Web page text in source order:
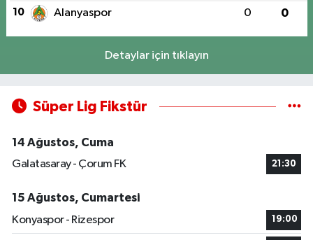
10 Alanyaspor 0 0
Detaylar için tıklayın
Süper Lig Fikstür
14 Ağustos, Cuma
Galatasaray - Çorum FK
21:30
15 Ağustos, Cumartesi
Konyaspor - Rizespor
19:00